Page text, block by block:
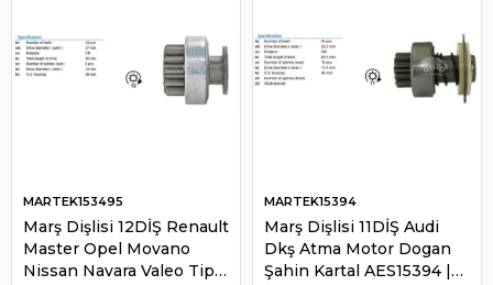
Marş Dişlisi 12DİŞ Renault
Master Opel Movano
Nissan Navara Valeo Tip
MARTEK153495
Marş Dişlisi 11DİŞ Audi
Dkş Atma Motor Dogan
Şahin Kartal AES15394 |
MARTEK15394